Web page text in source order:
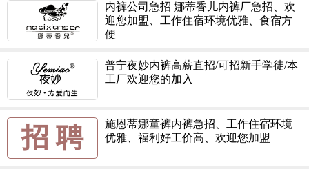
内裤公司急招 娜蒂香儿内裤厂急招、欢
迎您加盟、工作住宿环境优雅、食宿方
便
普宁夜妙内裤高薪直招/可招新手学徒/本
工厂欢迎您的加入
招 聘
施恩蒂娜童裤内裤急招、工作住宿环境
优雅、福利好工价高、欢迎您加盟